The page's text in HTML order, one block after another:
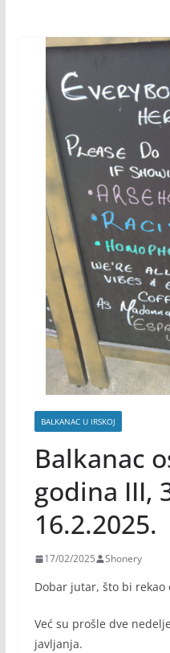
BALKANAC U IRSKOJ
Balkanac
godina III,
16.2.2025.
17/02/2025 Shonery
Dobar jutar, što bi
Već su prošle dve
javljanja.